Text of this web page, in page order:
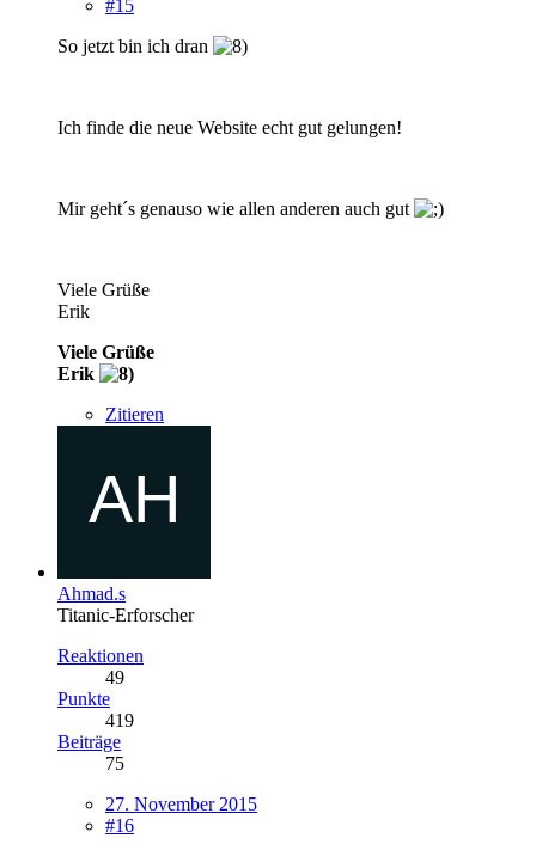
#15
So jetzt bin ich dran
Ich finde die neue Website echt gut gelungen!
Mir geht´s genauso wie allen anderen auch gut
Viele Grüße
Erik
Viele Grüße
Erik
Zitieren
Ahmad.s
Titanic-Erforscher
Reaktionen
49
Punkte
419
Beiträge
75
27. November 2015
#16